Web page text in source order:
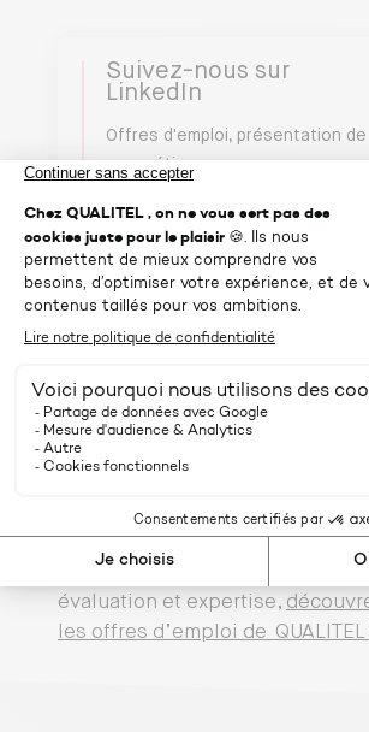
Suivez-nous sur
LinkedIn
Offres d'emploi, présentation de
nos métiers.
Les offres de notre
QUALITEL Expertise
Vous souhaitez rejoindre notre
évaluation et expertise,
les offres d’emploi de